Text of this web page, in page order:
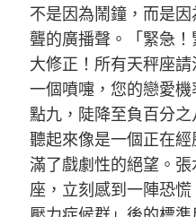
不是因為鬧鐘，而是
聾的廣播聲。「緊急
大修正！所有天秤座
一個噴嚏，您的戀愛
點九，陡降至負百分
聽起來像是一個正在
滿了戲劇性的絕望。
座，立刻感到一陣恐